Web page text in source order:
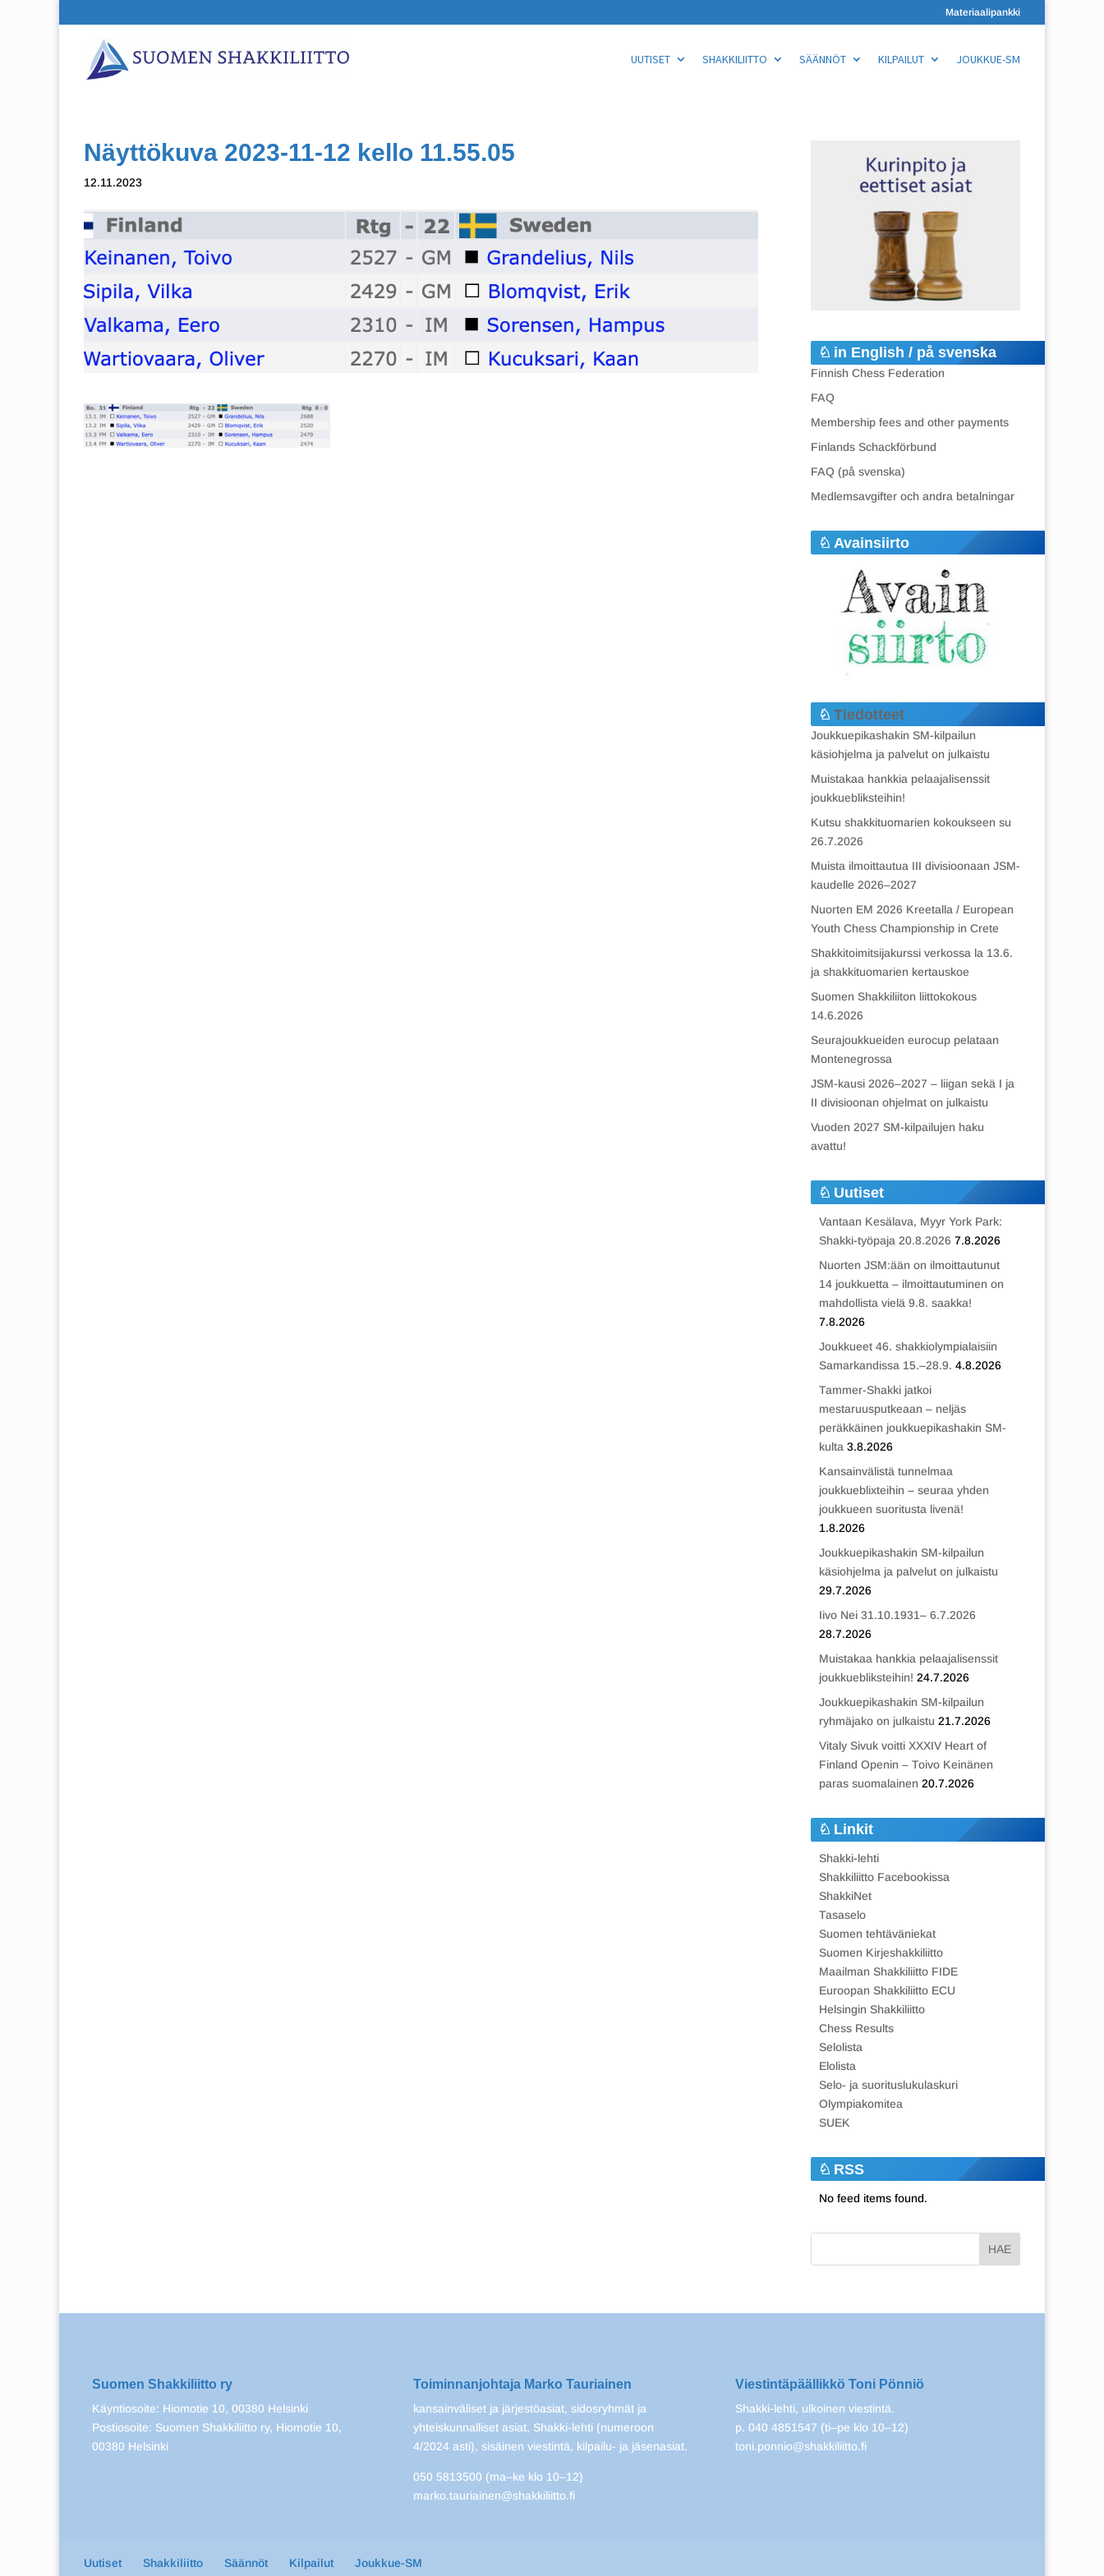
Materiaalipankki
UUTISET SHAKKILIITTO SÄÄNNÖT KILPAILUT JOUKKUE-SM
Näyttökuva 2023-11-12 kello 11.55.05
12.11.2023
in English / på svenska
Finnish Chess Federation
FAQ
Membership fees and other payments
Finlands Schackförbund
FAQ (på svenska)
Medlemsavgifter och andra betalningar
Avainsiirto
Tiedotteet
Joukkuepikashakin SM-kilpailun
käsiohjelma ja palvelut on julkaistu
Muistakaa hankkia pelaajalisenssit
joukkuebliksteihin!
Kutsu shakkituomarien kokoukseen su
26.7.2026
Muista ilmoittautua III divisioonaan JSM-
kaudelle 2026–2027
Nuorten EM 2026 Kreetalla / European
Youth Chess Championship in Crete
Shakkitoimitsijakurssi verkossa la 13.6.
ja shakkituomarien kertauskoe
Suomen Shakkiliiton liittokokous
14.6.2026
Seurajoukkueiden eurocup pelataan
Montenegrossa
JSM-kausi 2026–2027 – liigan sekä I ja
II divisioonan ohjelmat on julkaistu
Vuoden 2027 SM-kilpailujen haku
avattu!
Uutiset
Vantaan Kesälava, Myyr York Park:
Shakki-työpaja 20.8.2026 7.8.2026
Nuorten JSM:ään on ilmoittautunut
14 joukkuetta – ilmoittautuminen on
mahdollista vielä 9.8. saakka!
7.8.2026
Joukkueet 46. shakkiolympialaisiin
Samarkandissa 15.–28.9. 4.8.2026
Tammer-Shakki jatkoi
mestaruusputkeaan – neljäs
peräkkäinen joukkuepikashakin SM-
kulta 3.8.2026
Kansainvälistä tunnelmaa
joukkueblixteihin – seuraa yhden
joukkueen suoritusta livenä!
1.8.2026
Joukkuepikashakin SM-kilpailun
käsiohjelma ja palvelut on julkaistu
29.7.2026
Iivo Nei 31.10.1931– 6.7.2026
28.7.2026
Muistakaa hankkia pelaajalisenssit
joukkuebliksteihin! 24.7.2026
Joukkuepikashakin SM-kilpailun
ryhmäjako on julkaistu 21.7.2026
Vitaly Sivuk voitti XXXIV Heart of
Finland Openin – Toivo Keinänen
paras suomalainen 20.7.2026
Linkit
Shakki-lehti
Shakkiliitto Facebookissa
ShakkiNet
Tasaselo
Suomen tehtäväniekat
Suomen Kirjeshakkiliitto
Maailman Shakkiliitto FIDE
Euroopan Shakkiliitto ECU
Helsingin Shakkiliitto
Chess Results
Selolista
Elolista
Selo- ja suorituslukulaskuri
Olympiakomitea
SUEK
RSS
No feed items found.
Suomen Shakkiliitto ry
Käyntiosoite: Hiomotie 10, 00380 Helsinki
Postiosoite: Suomen Shakkiliitto ry, Hiomotie 10,
00380 Helsinki
Toiminnanjohtaja Marko Tauriainen
kansainväliset ja järjestöasiat, sidosryhmät ja
yhteiskunnalliset asiat, Shakki-lehti (numeroon
4/2024 asti), sisäinen viestintä, kilpailu- ja jäsenasiat.
050 5813500 (ma–ke klo 10–12)
marko.tauriainen@shakkiliitto.fi
Viestintäpäällikkö Toni Pönniö
Shakki-lehti, ulkoinen viestintä.
p. 040 4851547 (ti–pe klo 10–12)
toni.ponnio@shakkiliitto.fi
Uutiset Shakkiliitto Säännöt Kilpailut Joukkue-SM